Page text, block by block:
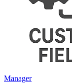
Manager